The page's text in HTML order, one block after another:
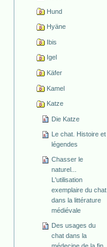
Hund
Hyäne
Ibis
Igel
Käfer
Kamel
Katze
Die Katze
Le chat. Histoire et
légendes
Chasser le
naturel...
L'utilisation
exemplaire du chat
dans la littérature
médiévale
Des usages du
chat dans la